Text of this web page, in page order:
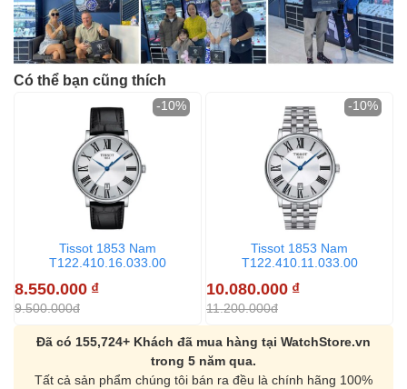
Có thể bạn cũng thích
Tissot 1853 Nam
T122.410.16.033.00
8.550.000 ₫
9.500.000đ
-10%
Tissot 1853 Nam
T122.410.11.033.00
10.080.000 ₫
11.200.000đ
-10%
Đã có 155,724+ Khách đã mua hàng tại WatchStore.vn
trong 5 năm qua.
Tất cả sản phẩm chúng tôi bán ra đều là chính hãng 100%